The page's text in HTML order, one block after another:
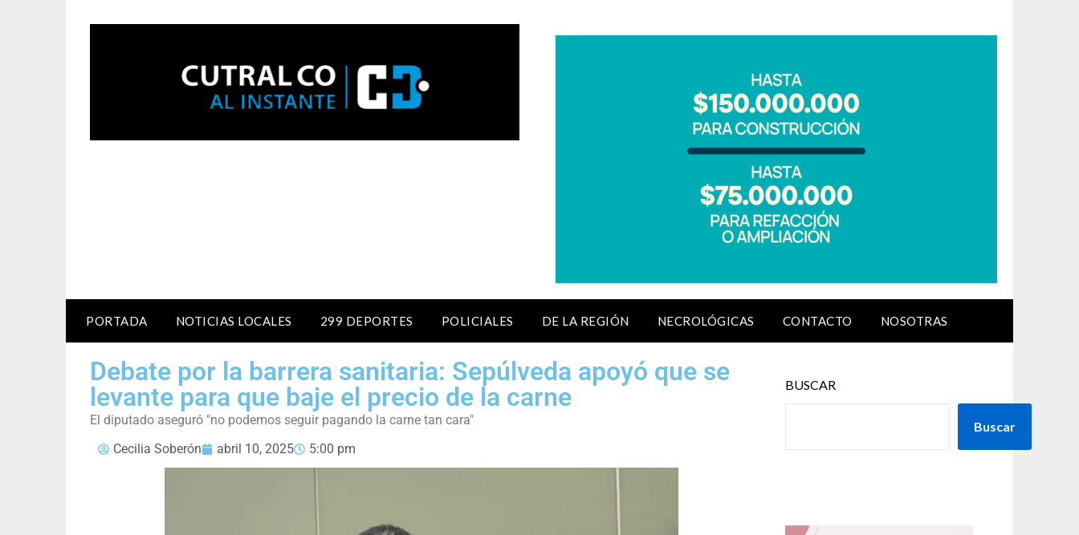
PORTADA NOTICIAS LOCALES 299 DEPORTES POLICIALES DE LA REGIÓN NECROLÓGICAS CONTACTO NOSOTRAS
Debate por la barrera sanitaria: Sepúlveda apoyó que se
levante para que baje el precio de la carne
El diputado aseguró "no podemos seguir pagando la carne tan cara"
Cecilia Soberón
abril 10, 2025 5:00 pm
BUSCAR
Buscar